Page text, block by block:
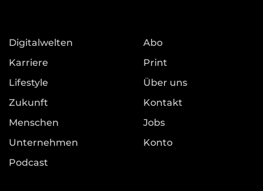
Digitalwelten
Karriere
Lifestyle
Zukunft
Menschen
Unternehmen
Podcast
Abo
Print
Über uns
Kontakt
Jobs
Konto